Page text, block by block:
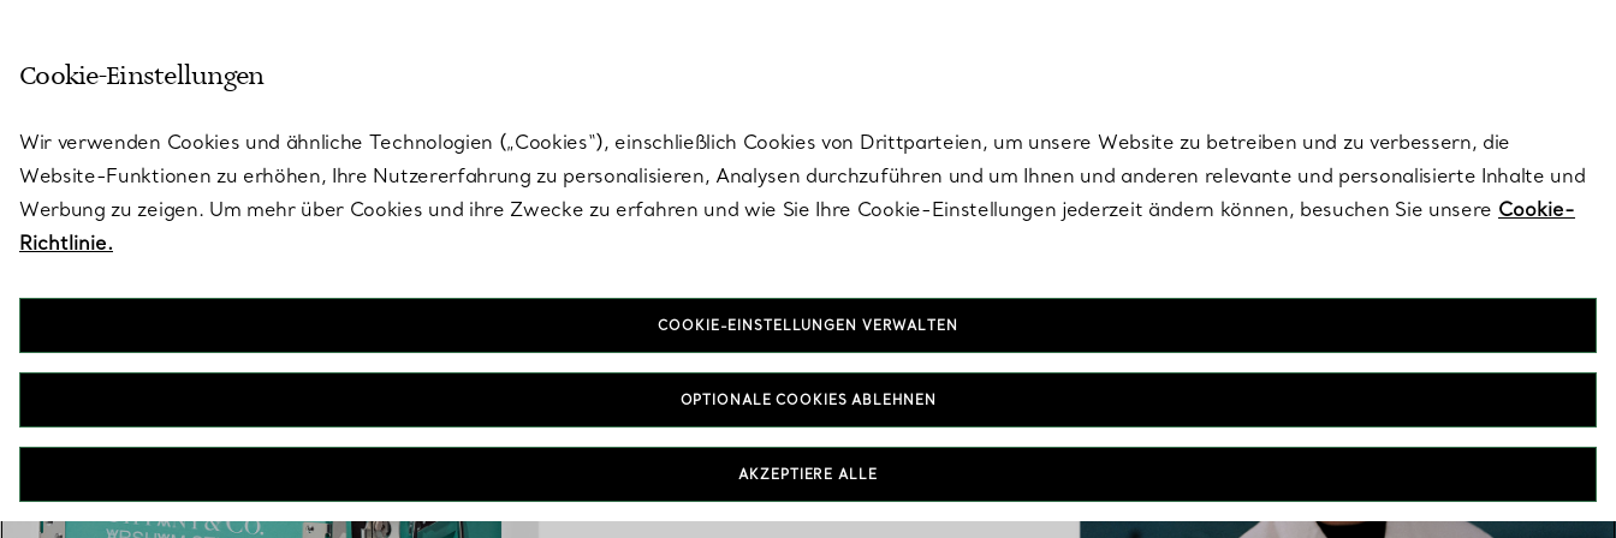
Cookie-Einstellungen
Wir verwenden Cookies und ähnliche Technologien („Cookies“), einschließlich Cookies von Drittparteien, um unsere Website zu betreiben und zu verbessern, die
Website-Funktionen zu erhöhen, Ihre Nutzererfahrung zu personalisieren, Analysen durchzuführen und um Ihnen und anderen relevante und personalisierte Inhalte und
Werbung zu zeigen. Um mehr über Cookies und ihre Zwecke zu erfahren und wie Sie Ihre Cookie-Einstellungen jederzeit ändern können, besuchen Sie unsere Cookie-
Richtlinie.
COOKIE-EINSTELLUNGEN VERWALTEN
OPTIONALE COOKIES ABLEHNEN
AKZEPTIERE ALLE